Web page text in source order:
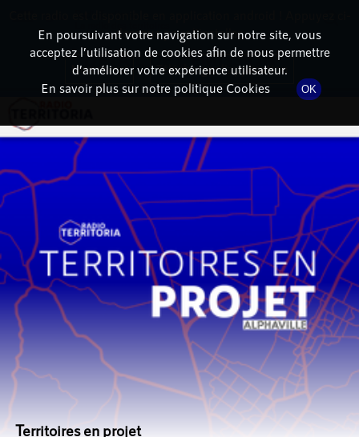
DÉTAIL DE L'ÉMISSION
Territoires en projet
En poursuivant votre navigation sur notre site, vous
acceptez l’utilisation de cookies afin de nous permettre
d’améliorer votre expérience utilisateur.
En savoir plus sur notre politique Cookies
OK
dessous pour l'installer.
Non merci Télécharger l'application